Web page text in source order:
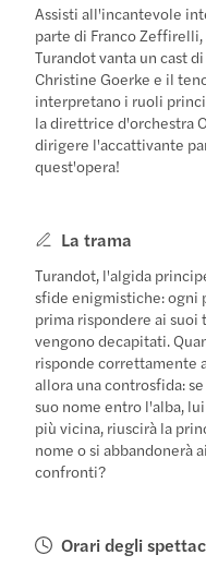
Assisti all'incantevole
parte di Franco
Turandot vanta un cast
Christine Goerke e il
interpretano i ruoli
la direttrice d'orchestra
dirigere l'accattivante
quest'opera!
La trama
Turandot, l'algida
sfide enigmistiche: ogni
prima rispondere ai
vengono decapitati.
risponde correttamente
allora una controsfida:
suo nome entro l'alba,
più vicina, riuscirà la
nome o si abbandonerà
confronti?
Orari degli